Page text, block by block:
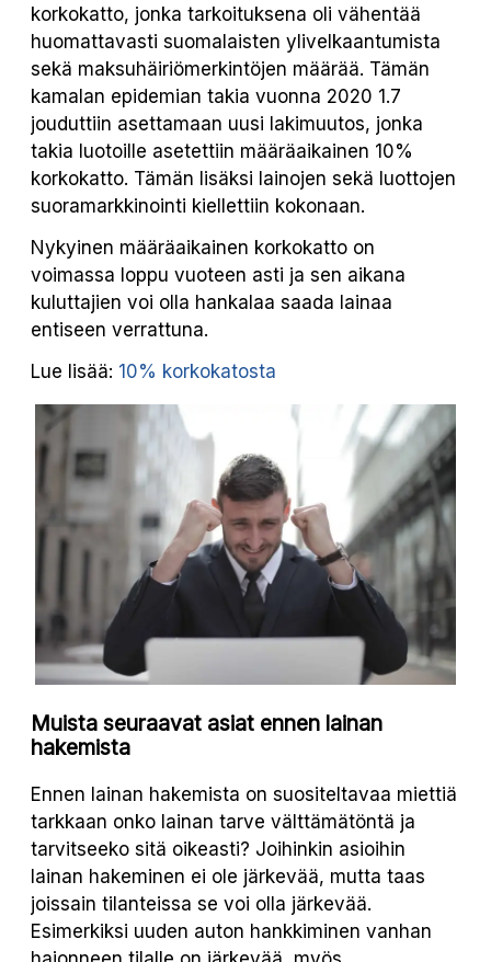
korkokatto, jonka tarkoituksena oli vähentää
huomattavasti suomalaisten ylivelkaantumista
sekä maksuhäiriömerkintöjen määrää. Tämän
kamalan epidemian takia vuonna 2020 1.7
jouduttiin asettamaan uusi lakimuutos, jonka
takia luotoille asetettiin määräaikainen 10%
korkokatto. Tämän lisäksi lainojen sekä luottojen
suoramarkkinointi kiellettiin kokonaan.
Nykyinen määräaikainen korkokatto on
voimassa loppu vuoteen asti ja sen aikana
kuluttajien voi olla hankalaa saada lainaa
entiseen verrattuna.
Lue lisää: 10% korkokatosta
Muista seuraavat asiat ennen lainan
hakemista
Ennen lainan hakemista on suositeltavaa miettiä
tarkkaan onko lainan tarve välttämätöntä ja
tarvitseeko sitä oikeasti? Joihinkin asioihin
lainan hakeminen ei ole järkevää, mutta taas
joissain tilanteissa se voi olla järkevää.
Esimerkiksi uuden auton hankkiminen vanhan